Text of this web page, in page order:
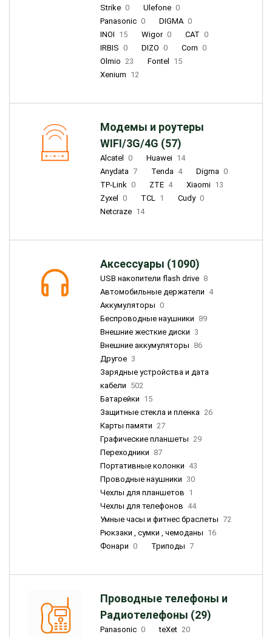
Strike 0 Ulefone 0
Panasonic 0 DIGMA 0
INOI 15 Wigor 0 CAT 0
IRBIS 0 DIZO 0 Corn 0
Olmio 23 Fontel
15
Xenium 12
Модемы и роутеры
WIFI/3G/4G (57)
Alcatel 0 Huawei 14
Anydata 7 Tenda 4 Digma 0
TP-Link 0 ZTE 4 Xiaomi 13
Zyxel
0 TCL 1 Cudy 0
Netcraze 14
Аксессуары (1090)
USB накопители flash drive 8
Автомобильные держатели 4
Аккумуляторы 0
Беспроводные наушники 89
Внешние жесткие диски 3
Внешние аккумуляторы 86
Другое 3
Зарядные устройства и дата
кабели 502
Батарейки 15
Защитные стекла и пленка 26
Карты памяти 27
Графические планшеты 29
Переходники 87
Портативные колонки 43
Проводные наушники 30
Чехлы для планшетов 1
Чехлы для телефонов 44
Умные часы и фитнес браслеты 72
Рюкзаки , сумки , чемоданы 16
Фонари 0 Триподы 7
Проводные телефоны и
Радиотелефоны (29)
Panasonic 0 teXet 20